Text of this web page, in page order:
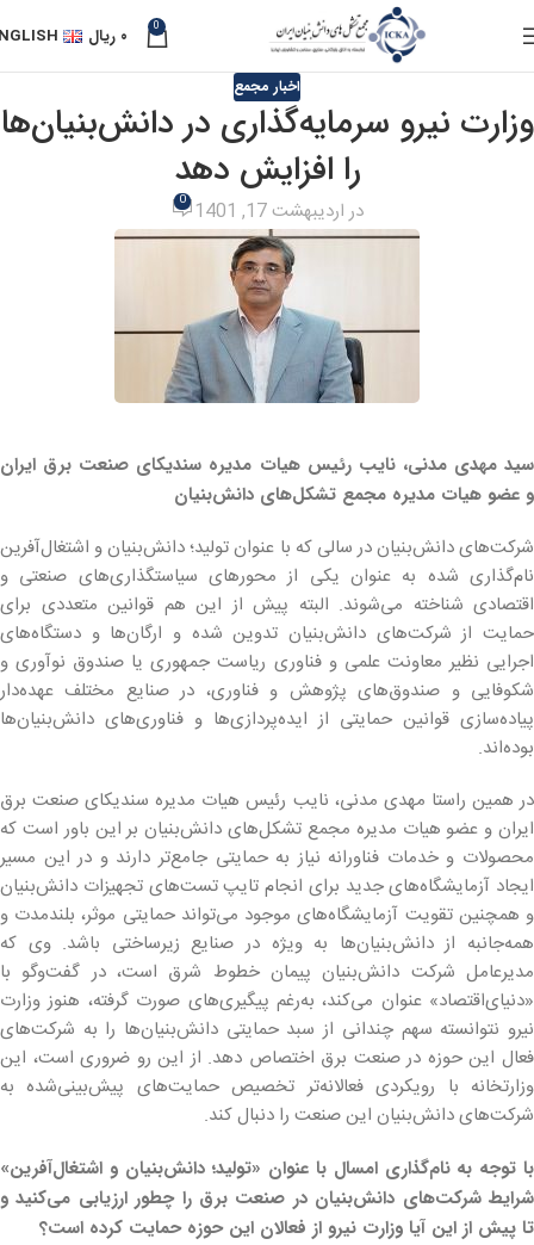
0 ۰ ریال
اخبار مجمع
وزارت نیرو سرمایه‌گذاری در دانش‌بنیان‌ها
را افزایش دهد
در اردیبهشت 17, 1401 0
سید مهدی مدنی، نایب رئیس هیات مدیره سندیکای صنعت برق ایران
و عضو هیات مدیره مجمع تشکل‌های دانش‌بنیان
شرکت‌های دانش‌بنیان در سالی که با عنوان تولید؛ دانش‌بنیان و اشتغال‌آفرین
نام‌گذاری شده به عنوان یکی از محورهای سیاستگذاری‌های صنعتی و
اقتصادی شناخته می‌شوند. البته پیش از این هم قوانین متعددی برای
حمایت از شرکت‌های دانش‌بنیان تدوین شده و ارگان‌ها و دستگاه‌های
اجرایی نظیر معاونت علمی ‌و فناوری ریاست جمهوری یا صندوق نوآوری و
شکوفایی و صندوق‌های پژوهش و فناوری، در صنایع مختلف عهده‌دار
پیاده‌سازی قوانین حمایتی از ایده‌پردازی‌ها و فناوری‌های دانش‌بنیان‌ها
بوده‌اند.
در همین راستا مهدی مدنی، نایب رئیس هیات مدیره سندیکای صنعت برق
ایران و عضو هیات مدیره مجمع تشکل‌های دانش‌بنیان بر این باور است که
محصولات و خدمات فناورانه نیاز به حمایتی جامع‌تر دارند و در این مسیر
ایجاد آزمایشگاه‌های جدید برای انجام تایپ تست‌های تجهیزات دانش‌بنیان
و همچنین تقویت آزمایشگاه‌های موجود می‌تواند حمایتی موثر، بلندمدت و
همه‌جانبه از دانش‌بنیان‌ها به ویژه در صنایع زیرساختی باشد. وی که
مدیرعامل شرکت دانش‌بنیان پیمان خطوط شرق است، در گفت‌و‌گو با
«دنیای‌اقتصاد» عنوان می‌کند، به‌رغم پیگیری‌های صورت گرفته، هنوز وزارت
نیرو نتوانسته سهم چندانی از سبد حمایتی دانش‌بنیان‌ها را به شرکت‌های
فعال این حوزه در صنعت برق اختصاص دهد. از این رو ضروری است، این
وزارتخانه با رویکردی فعالانه‌تر تخصیص حمایت‌های پیش‌بینی‌شده به
شرکت‌های دانش‌بنیان این صنعت را دنبال کند.
با توجه به نام‌گذاری امسال با عنوان «تولید؛ دانش‌بنیان و اشتغال‌آفرین»
شرایط شرکت‌های دانش‌بنیان در صنعت برق را چطور ارزیابی می‌کنید و
تا پیش از این آیا وزارت نیرو از فعالان این حوزه حمایت کرده است؟